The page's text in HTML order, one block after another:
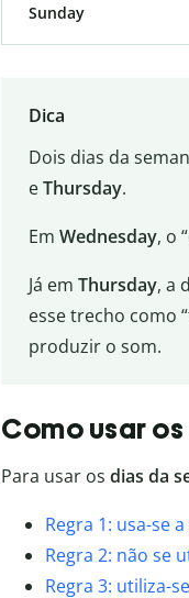
Sunday
Dica
Dois dias da
eThursday.
Em Wednesday, o
Já em Thursday, a
esse trecho como
produzir o som.
Como usar
Para usar os dias da
Regra 1: usa-se
Regra 2: não se
Regra 3: utiliza-